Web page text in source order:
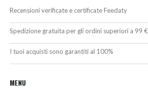
Recensioni verificate e certificate Feedaty
Spedizione gratuita per gli ordini superiori a 99 €
I tuoi acquisti sono garantiti al 100%
MENU